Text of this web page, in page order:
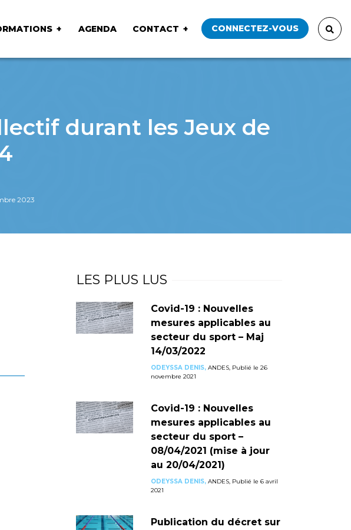
AGENDA CONTACT CONNECTEZ-VOUS
durant les Jeux de
2023
LES PLUS LUS
Covid-19 : Nouvelles
mesures applicables au
secteur du sport – Maj
14/03/2022
ODEYSSA DENIS,ANDES, Publié le 26
novembre 2021
Covid-19 : Nouvelles
mesures applicables au
secteur du sport –
08/04/2021 (mise à jour
au 20/04/2021)
ODEYSSA DENIS,ANDES, Publié le 6 avril
2021
Publication du décret sur